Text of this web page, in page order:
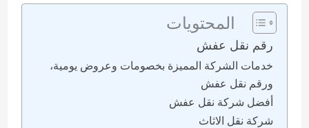
المحتويات
رقم نقل عفش
خدمات الشركة المميزة بخصومات وعروض يومية،
ورقم نقل عفش
أفضل شركة نقل عفش
شركة نقل الاثاث